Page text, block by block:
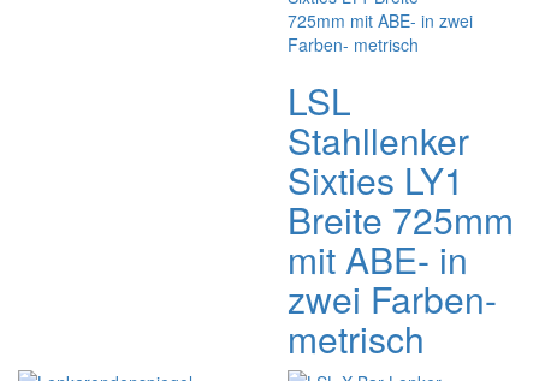
LSL
Stahllenker
Sixties LY1
Breite 725mm
mit ABE- in
zwei Farben-
metrisch